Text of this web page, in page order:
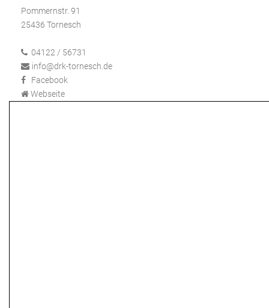
Pommernstr. 91
25436 Tornesch
04122 / 56731
info@drk-tornesch.de
Facebook
Webseite